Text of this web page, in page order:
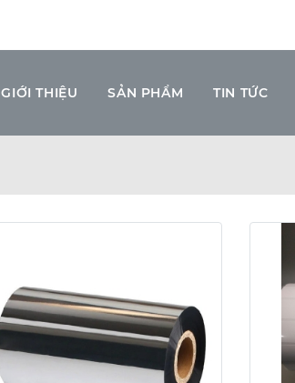
GIỚI THIỆU SẢN PHẨM TIN TỨC